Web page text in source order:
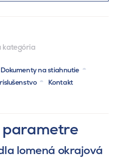
kategória
Dokumenty na stiahnutie
Kontakt
parametre
lomená okrajová